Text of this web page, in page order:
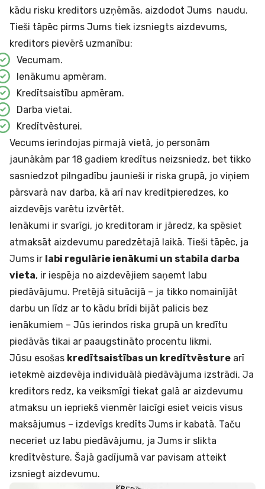
kādu risku kreditors uzņēmās, aizdodot Jums naudu.
Tieši tāpēc pirms Jums tiek izsniegts aizdevums,
kreditors pievērš uzmanību:
Vecumam.
Ienākumu apmēram.
Kredītsaistību apmēram.
Darba vietai.
Kredītvēsturei.
Vecums ierindojas pirmajā vietā, jo personām
jaunākām par 18 gadiem kredītus neizsniedz, bet tikko
sasniedzot pilngadību jaunieši ir riska grupā, jo viņiem
pārsvarā nav darba, kā arī nav kredītpieredzes, ko
aizdevējs varētu izvērtēt.
Ienākumi ir svarīgi, jo kreditoram ir jāredz, ka spēsiet
atmaksāt aizdevumu paredzētajā laikā. Tieši tāpēc, ja
Jums ir labi regulārie ienākumi un stabila darba
vieta, ir iespēja no aizdevējiem saņemt labu
piedāvājumu. Pretējā situācijā – ja tikko nomainījāt
darbu un līdz ar to kādu brīdi bijāt palicis bez
ienākumiem – Jūs ierindos riska grupā un kredītu
piedāvās tikai ar paaugstināto procentu likmi.
Jūsu esošas kredītsaistības un kredītvēsture arī
ietekmē aizdevēja individuālā piedāvājuma izstrādi. Ja
kreditors redz, ka veiksmīgi tiekat galā ar aizdevumu
atmaksu un iepriekš vienmēr laicīgi esiet veicis visus
maksājumus – izdevīgs kredīts Jums ir kabatā. Taču
neceriet uz labu piedāvājumu, ja Jums ir slikta
kredītvēsture. Šajā gadījumā var pavisam atteikt
izsniegt aizdevumu.